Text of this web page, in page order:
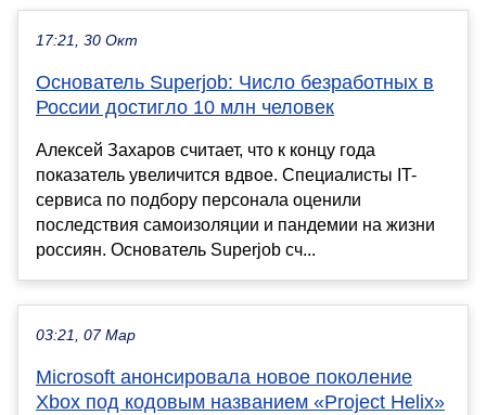
17:21, 30 Окт
Основатель Superjob: Число безработных в
России достигло 10 млн человек
Алексей Захаров считает, что к концу года
показатель увеличится вдвое. Специалисты IT-
сервиса по подбору персонала оценили
последствия самоизоляции и пандемии на жизни
россиян. Основатель Superjob сч...
03:21, 07 Мар
Microsoft анонсировала новое поколение
Xbox под кодовым названием «Project Helix»